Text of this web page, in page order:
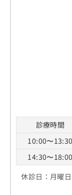
診療時間
10:00〜13:30
14:30〜18:00
休診日：月曜